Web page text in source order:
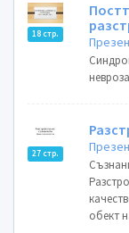
18 стр.
27 стр.
обект